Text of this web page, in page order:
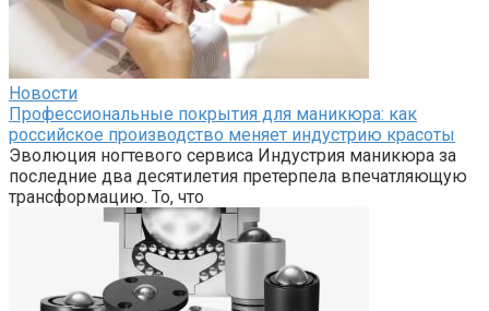
Новости
Профессиональные покрытия для маникюра: как
российское производство меняет индустрию красоты
Эволюция ногтевого сервиса Индустрия маникюра за
последние два десятилетия претерпела впечатляющую
трансформацию. То, что